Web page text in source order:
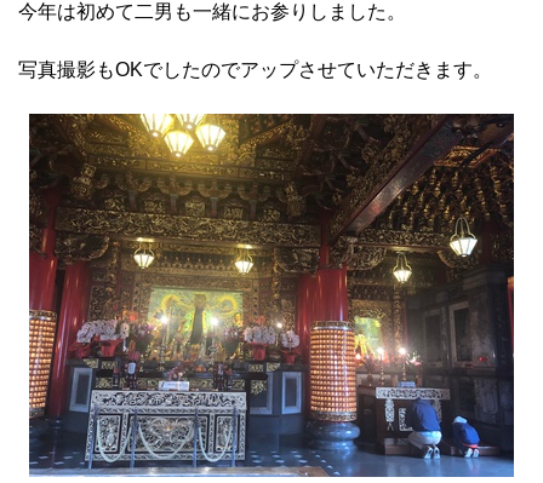
今年は初めて二男も一緒にお参りしました。
写真撮影もOKでしたのでアップさせていただきます。